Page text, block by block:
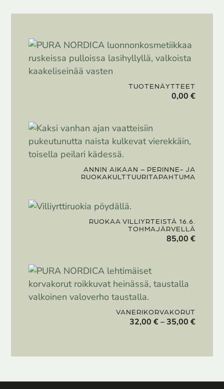
TUOTENÄYTTEET
0,00 €
ANNIN AIKAAN – PERINNE- JA
RUOKAKULTTUURITAPAHTUMA
RUOKAA VILLIYRTEISTÄ 16.6.
TOHMAJÄRVELLÄ
85,00 €
VANERIKORVAKORUT
32,00 € – 35,00 €